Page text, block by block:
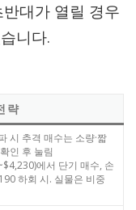
대가 열릴 경우
니다.
략
시 추격 매수는 소량·짧
인 후 눌림
에서 단기 매수, 손
하회 시. 실물은 비중